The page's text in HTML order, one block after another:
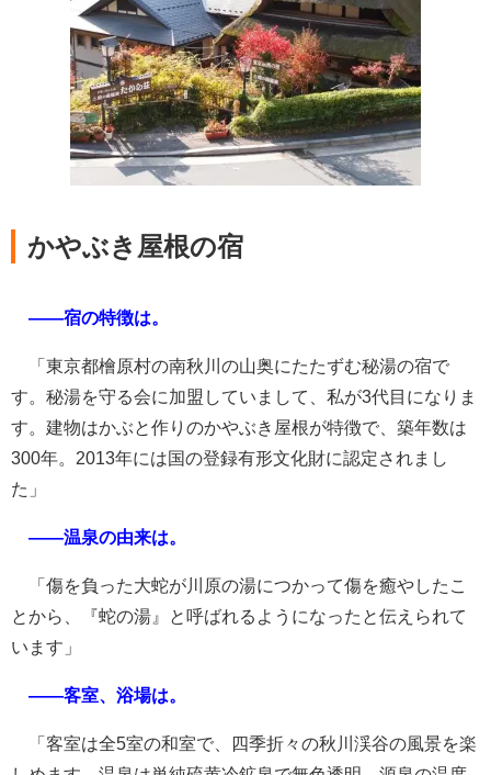
かやぶき屋根の宿
――宿の特徴は。
「東京都檜原村の南秋川の山奥にたたずむ秘湯の宿で
す。秘湯を守る会に加盟していまして、私が3代目になりま
す。建物はかぶと作りのかやぶき屋根が特徴で、築年数は
300年。2013年には国の登録有形文化財に認定されまし
た」
――温泉の由来は。
「傷を負った大蛇が川原の湯につかって傷を癒やしたこ
とから、『蛇の湯』と呼ばれるようになったと伝えられて
います」
――客室、浴場は。
「客室は全5室の和室で、四季折々の秋川渓谷の風景を楽